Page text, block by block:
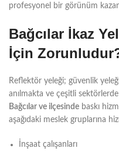
profesyonel bir görünüm
Bağcılar İkaz
İçin
Reflektör yeleği; güvenlik
anılmakta ve çeşitli
Bağcılar ve ilçesinde baskı
aşağıdaki meslek gruplarına
İnşaat çalışanları